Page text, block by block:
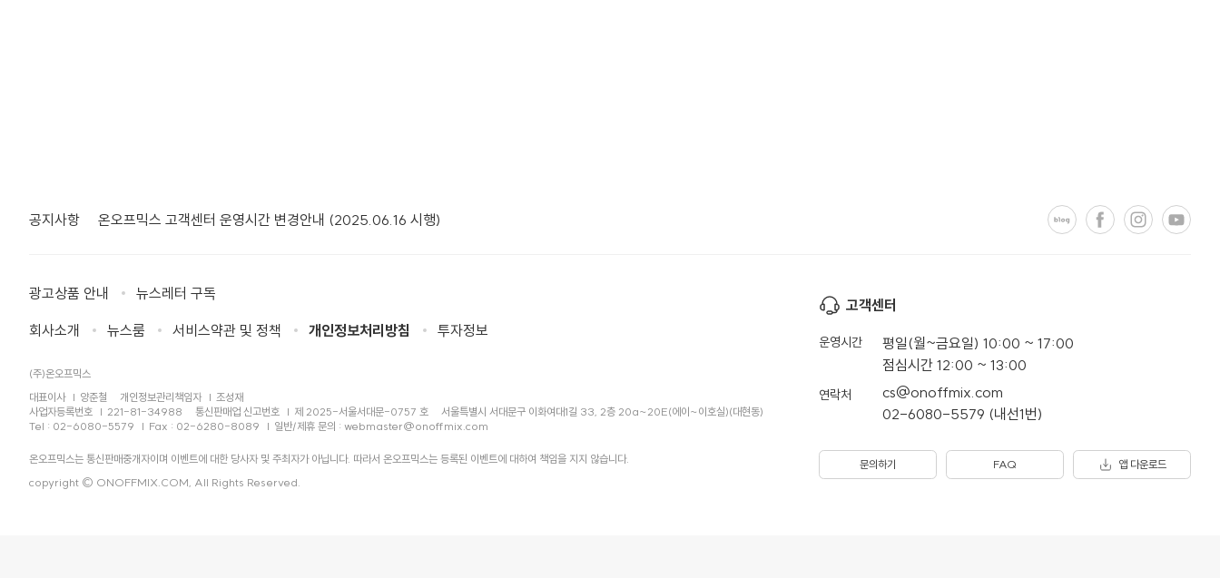
공지사항 온오프믹스 고객센터 운영시간 변경안내 (2025.06.16 시행)
광고상품 안내 뉴스레터 구독
회사소개 뉴스룸 서비스약관 및 정책 개인정보처리방침 투자정보
(주)온오프믹스
대표이사
양준철 개인정보관리책임자
조성재
사업자등록번호
221-81-34988 통신판매업 신고번호 제 2025-서울서대문-0757 호
서울특별시 서대문구 이화여대1길 33, 2층 20a~20E(에이~이호실)(대현동)
Tel : 02-6080-5579
Fax : 02-6280-8089 일반/제휴 문의 : webmaster@onoffmix.com
온오프믹스는 통신판매중개자이며 이벤트에 대한 당사자 및 주최자가 아닙니다. 따라서 온오프믹스는 등록된 이벤트에 대하여 책임을 지지 않습니다.
copyright © ONOFFMIX.COM, All Rights Reserved.
고객센터
운영시간
평일(월~금요일) 10:00 ~ 17:00
점심시간 12:00 ~ 13:00
연락처
cs@onoffmix.com
02-6080-5579 (내선1번)
문의하기 FAQ 앱 다운로드